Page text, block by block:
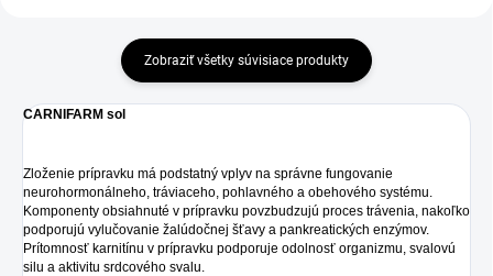
Zobraziť všetky súvisiace produkty
CARNIFARM sol
Zloženie prípravku má podstatný vplyv na správne fungovanie
neurohormonálneho, tráviaceho, pohlavného a obehového systému.
Komponenty obsiahnuté v prípravku povzbudzujú proces trávenia, nakoľko
podporujú vylučovanie žalúdočnej šťavy a pankreatických enzýmov.
Prítomnosť karnitínu v prípravku podporuje odolnosť organizmu, svalovú
silu a aktivitu srdcového svalu.